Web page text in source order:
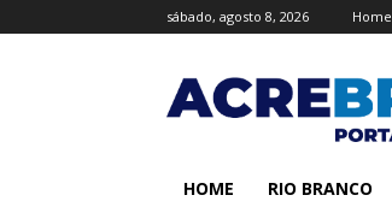
sábado, agosto 8, 2026 Home
HOME RIO BRANCO